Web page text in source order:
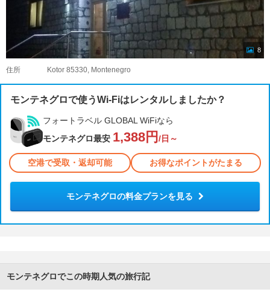
8
住所 Kotor 85330, Montenegro
モンテネグロで使うWi-Fiはレンタルしましたか？
フォートラベル GLOBAL WiFiなら
モンテネグロ最安 1,388円 /日～
空港で受取・返却可能 お得なポイントがたまる
モンテネグロの料金プランを見る
モンテネグロでこの時期人気の旅行記